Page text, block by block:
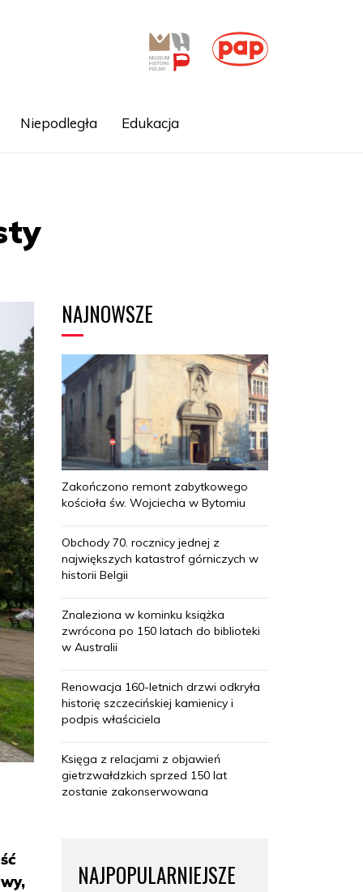
Niepodległa Edukacja
NAJNOWSZE
Zakończono remont zabytkowego
kościoła św. Wojciecha w Bytomiu
Obchody 70. rocznicy jednej z
największych katastrof górniczych w
historii Belgii
Znaleziona w kominku książka
zwrócona po 150 latach do biblioteki
w Australii
Renowacja 160-letnich drzwi odkryła
historię szczecińskiej kamienicy i
podpis właściciela
Księga z relacjami z objawień
gietrzwałdzkich sprzed 150 lat
zostanie zakonserwowana
NAJPOPULARNIEJSZE